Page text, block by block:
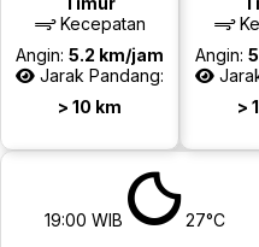
Kecepatan
Angin:5.2 km/jam
Jarak Pandang:
> 10 km
Angin:
>
19:00 WIB
27°C